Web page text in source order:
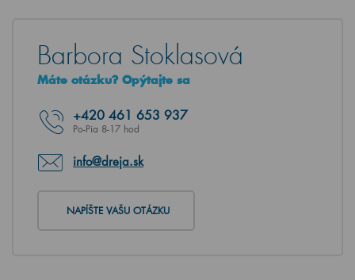
Barbora Stoklasová
Máte otázku? Opýtajte sa
+420 461 653 937
Po-Pia 8-17 hod
info@dreja.sk
NAPÍŠTE VAŠU OTÁZKU